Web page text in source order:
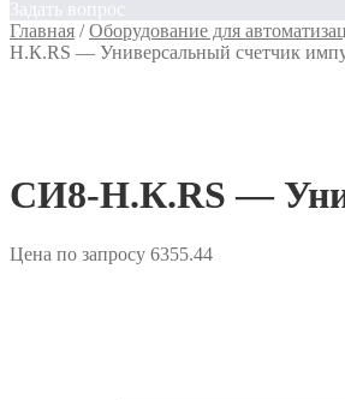
Задать вопрос
Главная /Оборудование для
Н.К.RS — Универсальный счетчик
СИ8-Н.К.RS —
Цена по запросу 6355.44